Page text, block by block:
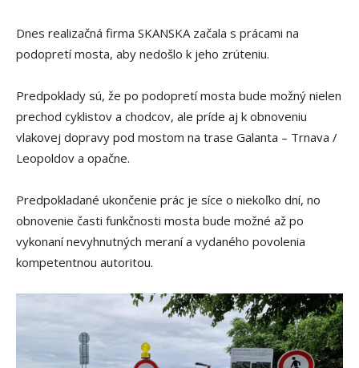
Dnes realizačná firma SKANSKA začala s prácami na
podopretí mosta, aby nedošlo k jeho zrúteniu.
Predpoklady sú, že po podopretí mosta bude možný nielen
prechod cyklistov a chodcov, ale príde aj k obnoveniu
vlakovej dopravy pod mostom na trase Galanta – Trnava /
Leopoldov a opačne.
Predpokladané ukončenie prác je síce o niekoľko dní, no
obnovenie časti funkčnosti mosta bude možné až po
vykonaní nevyhnutných meraní a vydaného povolenia
kompetentnou autoritou.